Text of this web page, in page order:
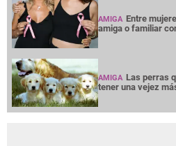
AMIGA Entre
amiga o familiar
AMIGA Las perras
tener una vejez